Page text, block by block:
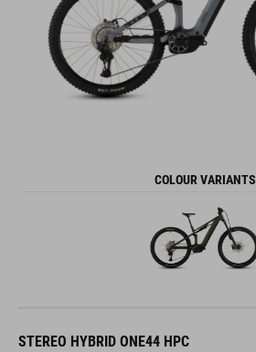
COLOUR VARIANTS
STEREO HYBRID ONE44 HPC